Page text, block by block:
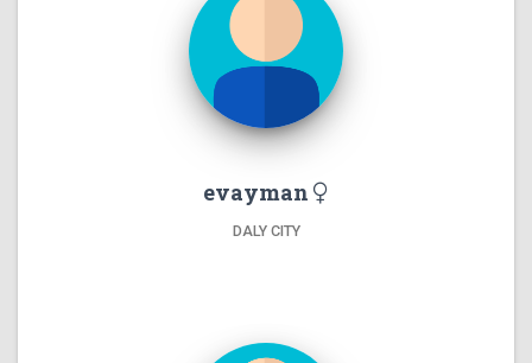
evayman
DALY CITY